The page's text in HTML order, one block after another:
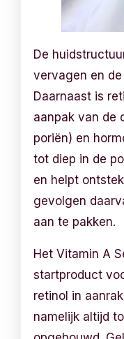
De
vervagen en
Daarnaast is
aanpak van de
poriën) en
tot diep in de
en helpt
gevolgen
aan te pakken.
Het Vitamin A
startproduct
retinol in
namelijk altijd